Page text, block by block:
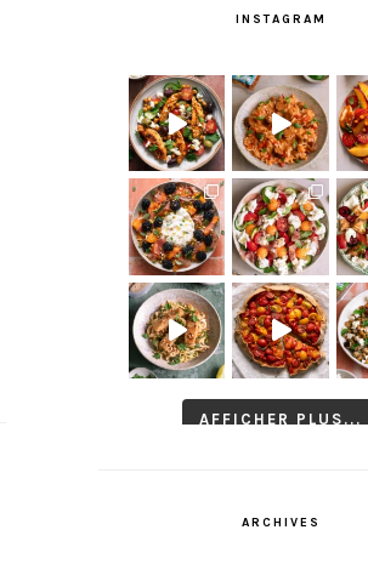
INSTAGRAM
AFFICHER PLUS...
ARCHIVES